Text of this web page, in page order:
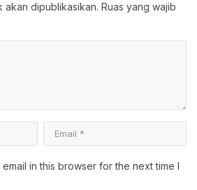
akan dipublikasikan. Ruas yang wajib
in this browser for the next time I